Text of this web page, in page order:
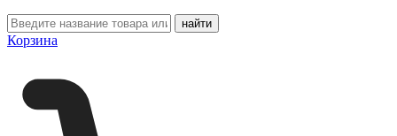
Корзина